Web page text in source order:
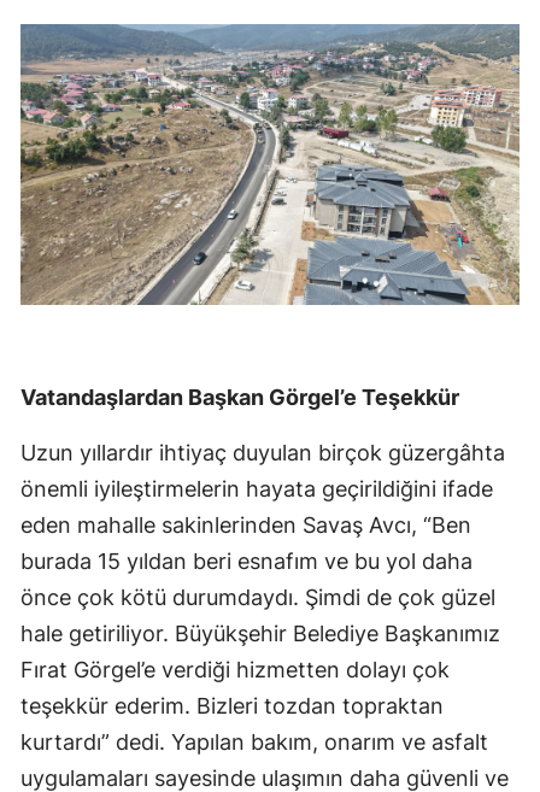
Vatandaşlardan Başkan Görgel’e Teşekkür
Uzun yıllardır ihtiyaç duyulan birçok güzergâhta
önemli iyileştirmelerin hayata geçirildiğini ifade
eden mahalle sakinlerinden Savaş Avcı, “Ben
burada 15 yıldan beri esnafım ve bu yol daha
önce çok kötü durumdaydı. Şimdi de çok güzel
hale getiriliyor. Büyükşehir Belediye Başkanımız
Fırat Görgel’e verdiği hizmetten dolayı çok
teşekkür ederim. Bizleri tozdan topraktan
kurtardı” dedi. Yapılan bakım, onarım ve asfalt
uygulamaları sayesinde ulaşımın daha güvenli ve